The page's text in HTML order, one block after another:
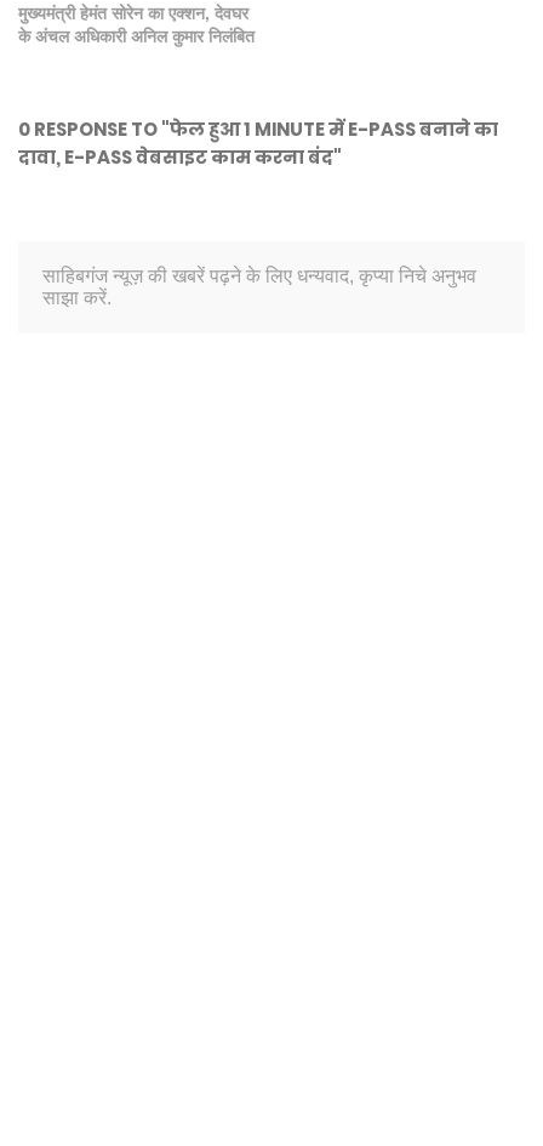
मुख्यमंत्री हेमंत सोरेन का एक्शन, देवघर
के अंचल अधिकारी अनिल कुमार निलंबित
0 RESPONSE TO "फेल हुआ 1 MINUTE में E-PASS बनाने का
दावा, E-PASS वेबसाइट काम करना बंद"
साहिबगंज न्यूज़ की खबरें पढ़ने के लिए धन्यवाद, कृप्या निचे अनुभव
साझा करें.